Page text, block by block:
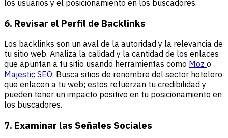
los usuarios y el posicionamiento en los buscadores.
6. Revisar el Perfil de Backlinks
Los backlinks son un aval de la autoridad y la relevancia de
tu sitio web. Analiza la calidad y la cantidad de los enlaces
que apuntan a tu sitio usando herramientas como Moz o
Majestic SEO. Busca sitios de renombre del sector hotelero
que enlacen a tu web; estos refuerzan tu credibilidad y
pueden tener un impacto positivo en tu posicionamiento en
los buscadores.
7. Examinar las Señales Sociales